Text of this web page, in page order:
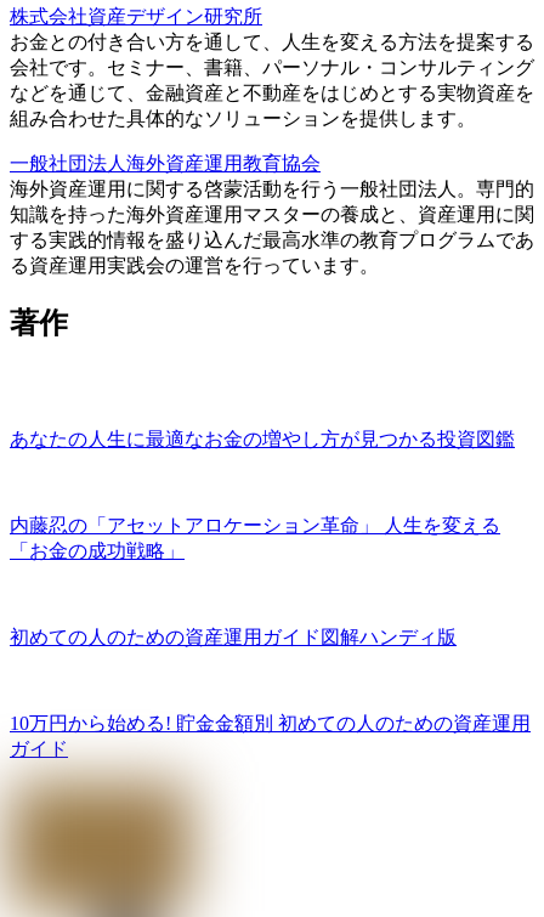
株式会社資産デザイン研究所
お金との付き合い方を通して、人生を変える方法を提案する
会社です。セミナー、書籍、パーソナル・コンサルティング
などを通じて、金融資産と不動産をはじめとする実物資産を
組み合わせた具体的なソリューションを提供します。
一般社団法人海外資産運用教育協会
海外資産運用に関する啓蒙活動を行う一般社団法人。専門的
知識を持った海外資産運用マスターの養成と、資産運用に関
する実践的情報を盛り込んだ最高水準の教育プログラムであ
る資産運用実践会の運営を行っています。
著作
あなたの人生に最適なお金の増やし方が見つかる投資図鑑
内藤忍の「アセットアロケーション革命」 人生を変える
「お金の成功戦略」
初めての人のための資産運用ガイド図解ハンディ版
10万円から始める! 貯金金額別 初めての人のための資産運用
ガイド